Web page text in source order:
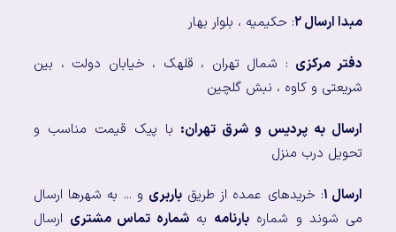
مبدا ارسال ۲ : حکیمیه ، بلوار بهار
دفتر مرکزی : شمال تهران ، قلهک ، خیابان دولت ، بین
شریعتی و کاوه ، نبش گلچین
ارسال به پردیس و شرق تهران: با پیک قیمت مناسب و
تحویل درب منزل
ارسال ۱ : خریدهای عمده از طریقباربری و ... به شهرها ارسال
می شوند و شماره بارنامه بهشماره تماس مشتری ارسال